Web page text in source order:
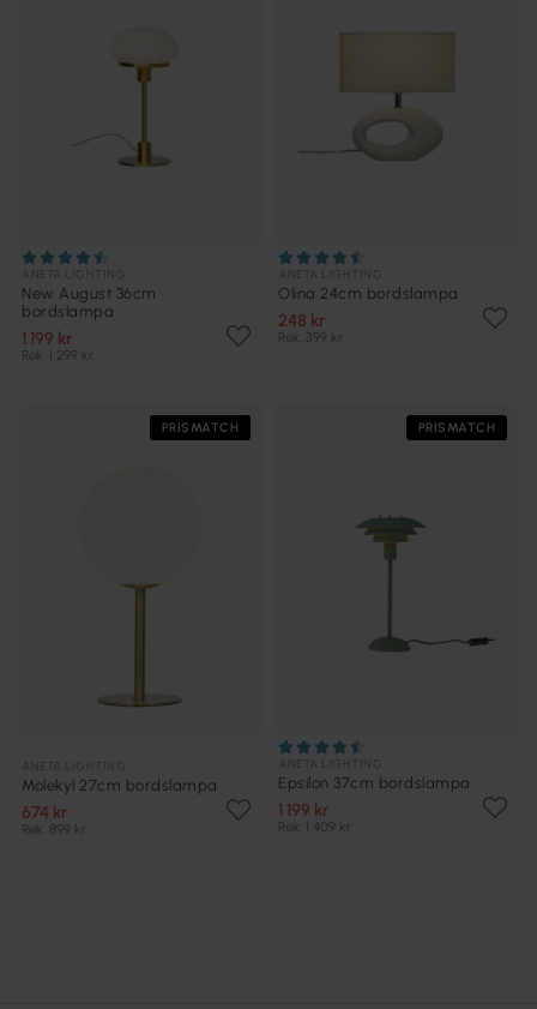
New August 36cm
bordslampa
1 199 kr
Rek. 1 299 kr
Olina 24cm bordslampa
248 kr
Rek. 399 kr
PRISMATCH
Molekyl 27cm bordslampa
674 kr
Rek. 899 kr
PRISMATCH
Epsilon 37cm bordslampa
1 199 kr
Rek. 1 409 kr